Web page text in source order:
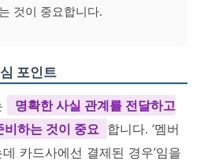
것이 중요합니다.
포인트
명확한 사실 관계를 전달하고
하는 것이 중요
합니다. ‘멤버
카드사에선 결제된 경우’임을